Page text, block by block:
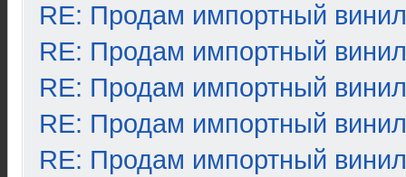
RE: Продам импортный винил
RE: Продам импортный винил
RE: Продам импортный винил
RE: Продам импортный винил
RE: Продам импортный винил